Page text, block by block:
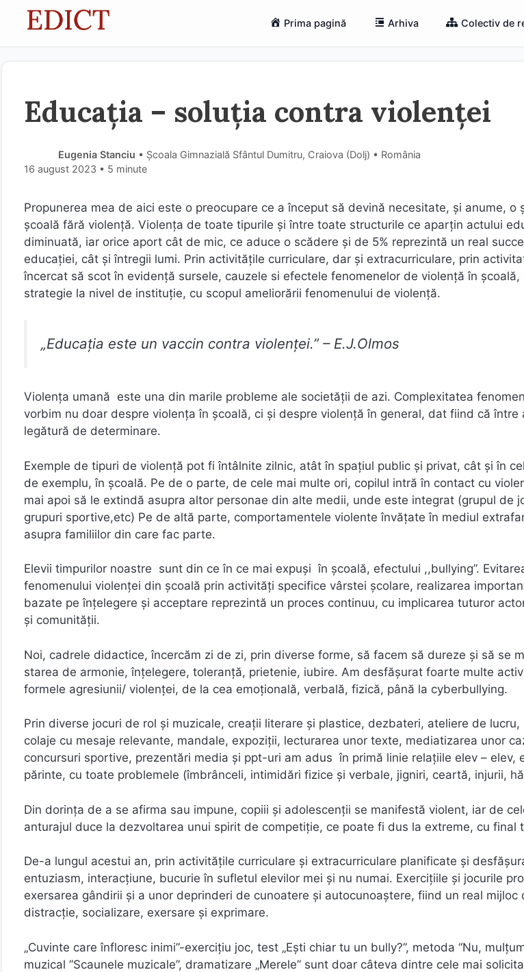
Prima pagină Arhiva Colectiv de
Educația – soluția contra violenței
Eugenia Stanciu • Școala Gimnazială Sfântul Dumitru, Craiova (Dolj) • România
16 august 2023 • 5 minute
Propunerea mea de aici este o preocupare ce a început să devină necesitate, şi anume, o
şcoală fără violenţă. Violenţa de toate tipurile şi între toate structurile ce aparţin actului
diminuată, iar orice aport cât de mic, ce aduce o scădere şi de 5% reprezintă un real
educaţiei, cât şi întregii lumi. Prin activităţile curriculare, dar şi extracurriculare, prin
încercat să scot în evidenţă sursele, cauzele si efectele fenomenelor de violență în
strategie la nivel de instituţie, cu scopul ameliorării fenomenului de violenţă.
„Educaţia este un vaccin contra violenţei.” – E.J.Olmos
Violenţa umană este una din marile probleme ale societăţii de azi. Complexitatea
vorbim nu doar despre violenţa în şcoală, ci şi despre violenţă în general, dat fiind că între
legătură de determinare.
Exemple de tipuri de violenţă pot fi întâlnite zilnic, atât în spaţiul public şi privat, cât şi în
de exemplu, în şcoală. Pe de o parte, de cele mai multe ori, copilul intră în contact cu
mai apoi să le extindă asupra altor personae din alte medii, unde este integrat (grupul de
grupuri sportive,etc) Pe de altă parte, comportamentele violente învăţate în mediul
asupra familiilor din care fac parte.
Elevii timpurilor noastre sunt din ce în ce mai expuşi în şcoală, efectului ,,bullying”.
fenomenului violenţei din şcoală prin activităţi specifice vârstei şcolare, realizarea
bazate pe înţelegere şi acceptare reprezintă un proces continuu, cu implicarea tuturor
şi comunităţii.
Noi, cadrele didactice, încercăm zi de zi, prin diverse forme, să facem să dureze şi să se
starea de armonie, înţelegere, toleranţă, prietenie, iubire. Am desfăşurat foarte multe
formele agresiunii/ violenţei, de la cea emoţională, verbală, fizică, până la cyberbullying.
Prin diverse jocuri de rol şi muzicale, creaţii literare şi plastice, dezbateri, ateliere de
colaje cu mesaje relevante, mandale, expoziţii, lecturarea unor texte, mediatizarea unor
concursuri sportive, prezentări media şi ppt-uri am adus în primă linie relaţiile elev – elev,
părinte, cu toate problemele (îmbrânceli, intimidări fizice şi verbale, jigniri, ceartă, injurii,
Din dorinţa de a se afirma sau impune, copiii şi adolescenţii se manifestă violent, iar de
anturajul duce la dezvoltarea unui spirit de competiţie, ce poate fi dus la extreme, cu final
De-a lungul acestui an, prin activităţile curriculare şi extracurriculare planificate şi
entuziasm, interacţiune, bucurie în sufletul elevilor mei şi nu numai. Exerciţiile şi jocurile
exersarea gândirii şi a unor deprinderi de cunoatere şi autocunoaştere, fiind un real mijloc
distracţie, socializare, exersare şi exprimare.
„Cuvinte care înfloresc inimi”-exerciţiu joc, test „Eşti chiar tu un bully?”, metoda “Nu,
muzical ”Scaunele muzicale”, dramatizare „Merele” sunt doar câteva dintre cele mai